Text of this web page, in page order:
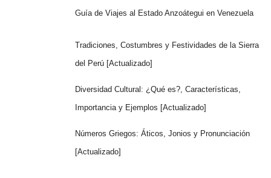
Guía de Viajes al Estado Anzoátegui en Venezuela
Tradiciones, Costumbres y Festividades de la Sierra
del Perú [Actualizado]
Diversidad Cultural: ¿Qué es?, Características,
Importancia y Ejemplos [Actualizado]
Números Griegos: Áticos, Jonios y Pronunciación
[Actualizado]